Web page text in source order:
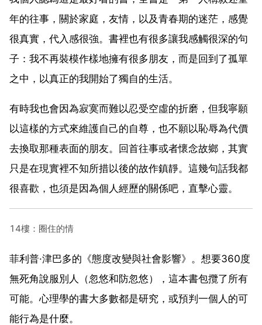
年的往事，關於家庭，友情，以及青春期的迷茫，感覺
很真實，代入感很強。書裡也有很多讓我感觸很深的句
子：我不再裝模作樣地擁有很多朋友，而是回到了孤單
之中，以真正的我開始了獨自的生活。
有時我也會因為寂寞而難以忍受空虛的折磨，但我寧願
以這樣的方式來維護自己的自尊，也不願以恥辱為代價
去換取那種表面的朋友。回首往事或者懷念故鄉，其實
只是在現實裡不知所措以後的故作鎮靜。這幾句話我都
很喜歡，也須是因為個人經歷的關係吧，直擊心靈。
14樓：圈住的情
菲利普·津巴多的《態度改變與社會影響》。想要360度
無死角說服別人（忽悠和防忽悠），這本書包攬了所有
可能。心理學的書大多數都是研究，或預判一個人的可
能行為是什麼。